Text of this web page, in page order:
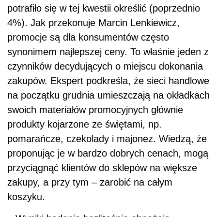
potrafiło się w tej kwestii określić (poprzednio
4%). Jak przekonuje Marcin Lenkiewicz,
promocje są dla konsumentów często
synonimem najlepszej ceny. To właśnie jeden z
czynników decydujących o miejscu dokonania
zakupów. Ekspert podkreśla, że sieci handlowe
na początku grudnia umieszczają na okładkach
swoich materiałów promocyjnych głównie
produkty kojarzone ze świętami, np.
pomarańcze, czekolady i majonez. Wiedzą, że
proponując je w bardzo dobrych cenach, mogą
przyciągnąć klientów do sklepów na większe
zakupy, a przy tym – zarobić na całym
koszyku.